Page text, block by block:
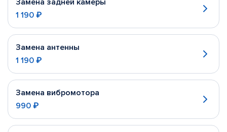
Замена задней камеры
1 190 ₽
Замена антенны
1 190 ₽
Замена вибромотора
990 ₽